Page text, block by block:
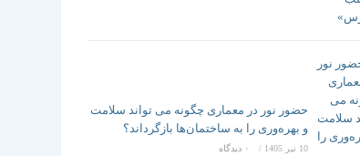
حضور نور در معماری چگونه می تواند سلامت
و بهره‌وری را به ساختمان‌ها بازگرداند؟
10 تیر 1405 / ۰ دیدگاه